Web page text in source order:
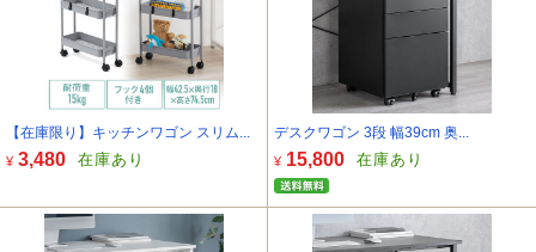
【在庫限り】キッチンワゴン スリム...
¥ 3,480 在庫あり
デスクワゴン 3段 幅39cm 奥...
¥ 15,800 在庫あり